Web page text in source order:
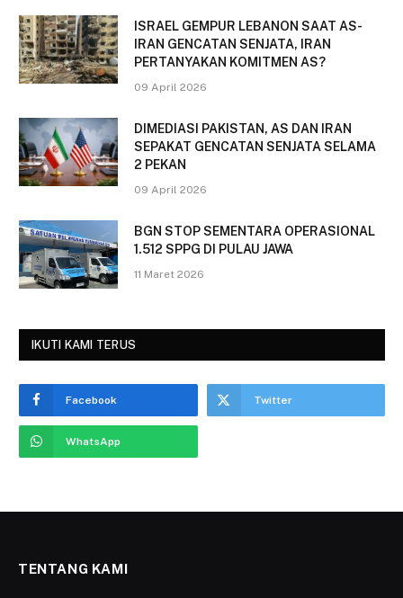
ISRAEL GEMPUR LEBANON SAAT AS-
IRAN GENCATAN SENJATA, IRAN
PERTANYAKAN KOMITMEN AS?
09 April 2026
DIMEDIASI PAKISTAN, AS DAN IRAN
SEPAKAT GENCATAN SENJATA SELAMA
2 PEKAN
09 April 2026
BGN STOP SEMENTARA OPERASIONAL
1.512 SPPG DI PULAU JAWA
11 Maret 2026
IKUTI KAMI TERUS
Facebook Twitter
WhatsApp
TENTANG KAMI